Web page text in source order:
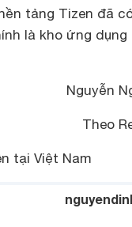
tảng Tizen đã
là kho ứng dụng
Nguyễn
Theo
tại Việt Nam